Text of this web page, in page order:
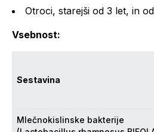
Otroci, starejši od 3 let, in
Vsebnost:
Sestavina
Mlečnokislinske bakterije